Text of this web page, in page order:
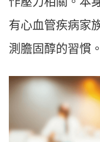
有心血管疾病家
測膽固醇的習慣。